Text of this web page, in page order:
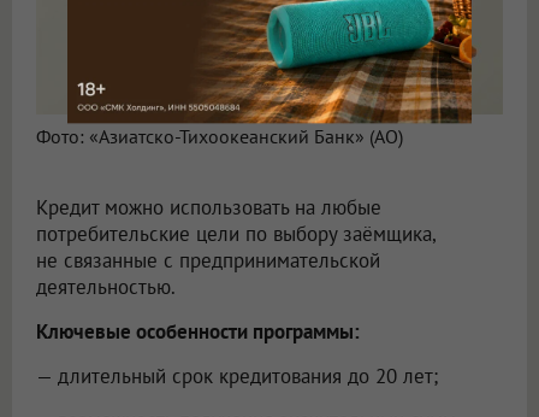
Фото: «Азиатско-Тихоокеанский Банк» (АО)
Кредит можно использовать на любые
потребительские цели по выбору заёмщика,
не связанные с предпринимательской
деятельностью.
Ключевые особенности программы:
— длительный срок кредитования до 20 лет;